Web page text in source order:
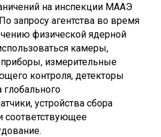
на инспекции МААЭ
запросу агентства во время
физической ядерной
камеры,
измерительные
контроля, детекторы
глобального
устройства сбора
соответствующее